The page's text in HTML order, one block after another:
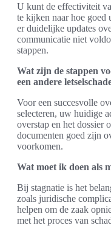
U kunt de effectiviteit
te kijken naar hoe
er duidelijke updates
communicatie niet
stappen.
Wat zijn de stappen
een andere
Voor een succesvolle
selecteren, uw huidige
overstap en het dossier
documenten goed zijn
voorkomen.
Wat moet ik doen als
Bij stagnatie is het
zoals juridische
helpen om de zaak
met het proces van